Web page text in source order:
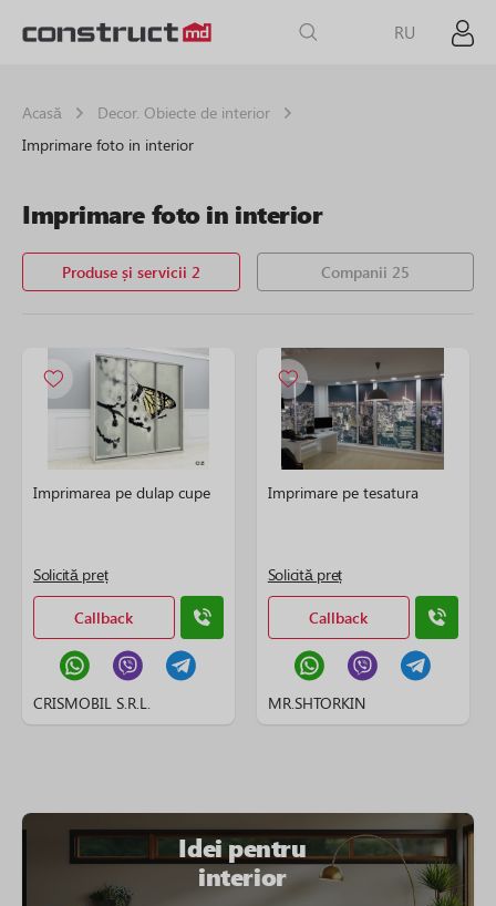
RU
Acasă
Decor. Obiecte de interior
Imprimare foto in interior
Imprimare foto in interior
Produse și servicii 2 Companii 25
Imprimarea pe dulap cupe
Solicită preț
Callback
CRISMOBIL S.R.L.
Imprimare pe tesatura
Solicită preț
Callback
MR.SHTORKIN
Idei pentru
interior